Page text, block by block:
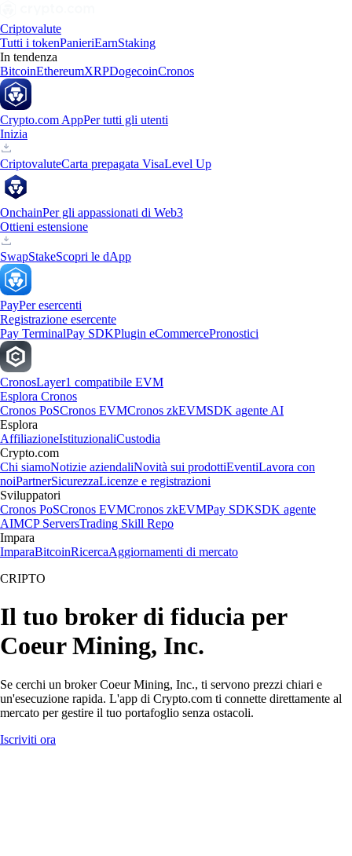
Criptovalute
Tutti i tokenPanieriEarnStaking
In tendenza
BitcoinEthereumXRPDogecoinCronos
Crypto.com AppPer tutti gli utenti
Inizia
CriptovaluteCarta prepagata VisaLevel Up
OnchainPer gli appassionati di Web3
Ottieni estensione
SwapStakeScopri le dApp
PayPer esercenti
Registrazione esercente
Pay TerminalPay SDKPlugin eCommercePronostici
CronosLayer1 compatibile EVM
Esplora Cronos
Cronos PoSCronos EVMCronos zkEVMSDK agente AI
Esplora
AffiliazioneIstituzionaliCustodia
Crypto.com
Chi siamoNotizie aziendaliNovità sui prodottiEventiLavora con
noiPartnerSicurezzaLicenze e registrazioni
Sviluppatori
Cronos PoSCronos EVMCronos zkEVMPay SDKSDK agente
AIMCP ServersTrading Skill Repo
Impara
ImparaBitcoinRicercaAggiornamenti di mercato
CRIPTO
Il tuo broker di fiducia per
Coeur Mining, Inc.
Se cerchi un broker Coeur Mining, Inc., ti servono prezzi chiari e
un'esecuzione rapida. L'app di Crypto.com ti connette direttamente al
mercato per gestire il tuo portafoglio senza ostacoli.
Iscriviti ora